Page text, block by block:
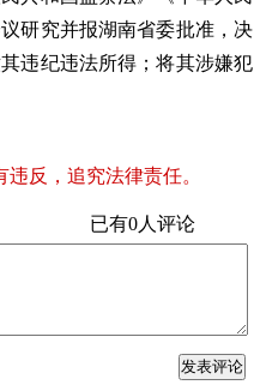
研究并报湖南省委批准，决
违纪违法所得；将其涉嫌犯
反，追究法律责任。
已有0人评论